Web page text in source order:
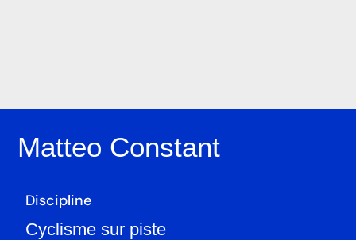
Matteo Constant
Discipline
Cyclisme sur piste